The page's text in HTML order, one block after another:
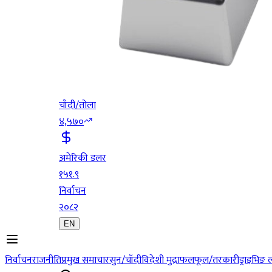
चाँदी/तोला
४,५७०
अमेरिकी डलर
१५१.९
निर्वाचन
२०८२
EN
निर्वाचनराजनीतिप्रमुख समाचारसुन/चाँदीविदेशी मुद्राफलफूल/तरकारी